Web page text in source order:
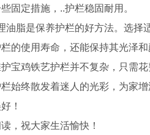
铁艺护栏厂家
固定措施，..护栏稳固耐用。
油脂是保养护栏的好方法。选择
的使用寿命，还能保持其光泽和
宝鸡铁艺护栏并不复杂，只需
始终散发着迷人的光彩，为家
！
，祝大家生活愉快！